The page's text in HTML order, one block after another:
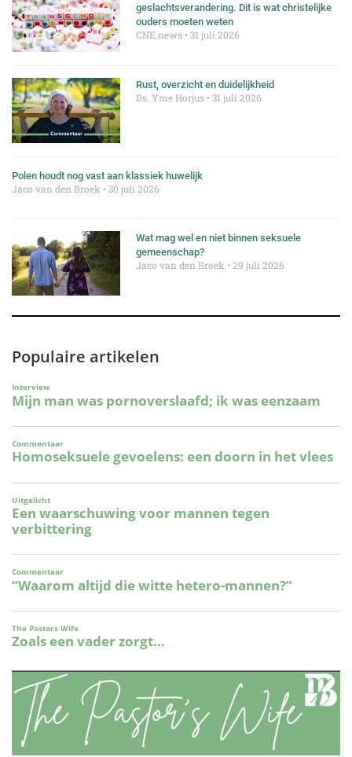
geslachtsverandering. Dit is wat christelijke
ouders moeten weten
CNE.news 31 juli 2026
Rust, overzicht en duidelijkheid
Ds. Yme Horjus 31 juli 2026
Polen houdt nog vast aan klassiek huwelijk
Jaco van den Broek 30 juli 2026
Wat mag wel en niet binnen seksuele
gemeenschap?
Jaco van den Broek 29 juli 2026
Populaire artikelen